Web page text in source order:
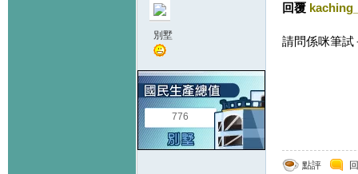
別墅
776
回覆
請問係咪筆試
點評